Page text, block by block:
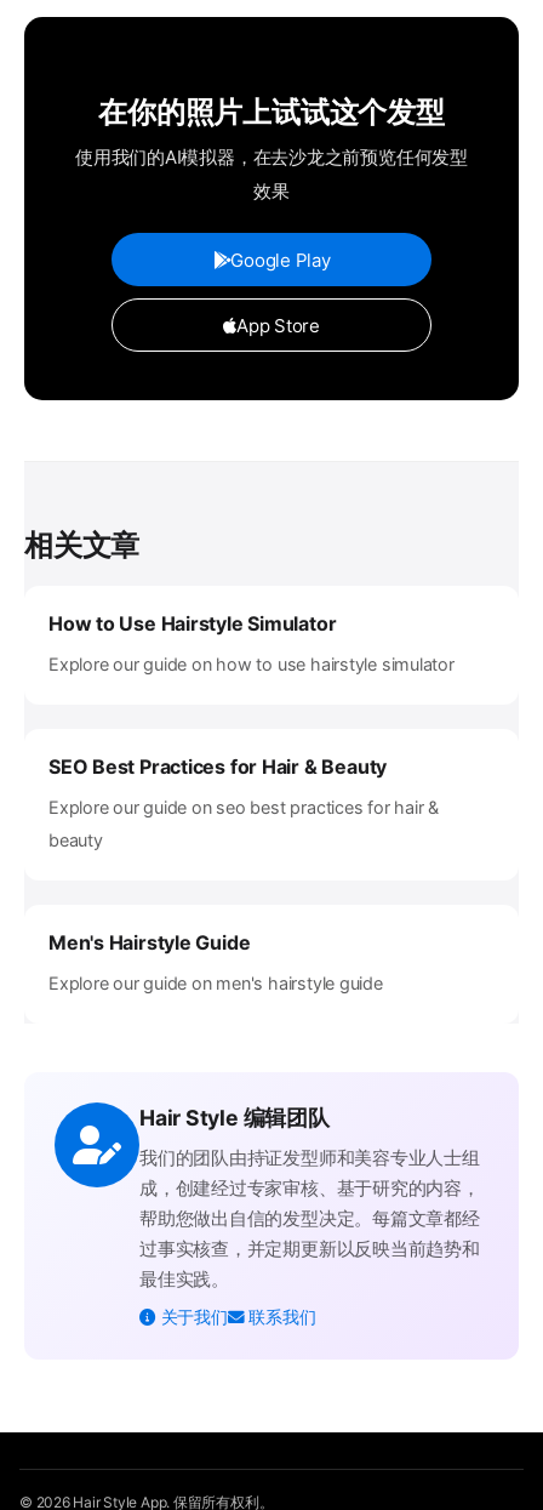
在你的照片上试试这个发型
使用我们的AI模拟器，在去沙龙之前预览任何发型
效果
Google Play
App Store
相关文章
How to Use Hairstyle Simulator
Explore our guide on how to use hairstyle simulator
SEO Best Practices for Hair & Beauty
Explore our guide on seo best practices for hair &
beauty
Men's Hairstyle Guide
Explore our guide on men's hairstyle guide
Hair Style 编辑团队
我们的团队由持证发型师和美容专业人士组
成，创建经过专家审核、基于研究的内容，
帮助您做出自信的发型决定。每篇文章都经
过事实核查，并定期更新以反映当前趋势和
最佳实践。
关于我们 联系我们
© 2026 Hair Style App. 保留所有权利。